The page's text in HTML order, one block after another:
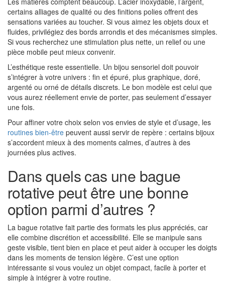
certains alliages de qualité ou des finitions polies offrent des
sensations variées au toucher. Si vous aimez les objets doux et
fluides, privilégiez des bords arrondis et des mécanismes simples.
Si vous recherchez une stimulation plus nette, un relief ou une
pièce mobile peut mieux convenir.
L’esthétique reste essentielle. Un bijou sensoriel doit pouvoir
s’intégrer à votre univers : fin et épuré, plus graphique, doré,
argenté ou orné de détails discrets. Le bon modèle est celui que
vous aurez réellement envie de porter, pas seulement d’essayer
une fois.
Pour affiner votre choix selon vos envies de style et d’usage, les
routines bien-être peuvent aussi servir de repère : certains bijoux
s’accordent mieux à des moments calmes, d’autres à des
journées plus actives.
Dans quels cas une bague
rotative peut être une bonne
option parmi d’autres ?
La bague rotative fait partie des formats les plus appréciés, car
elle combine discrétion et accessibilité. Elle se manipule sans
geste visible, tient bien en place et peut aider à occuper les doigts
dans les moments de tension légère. C’est une option
intéressante si vous voulez un objet compact, facile à porter et
simple à intégrer à votre routine.